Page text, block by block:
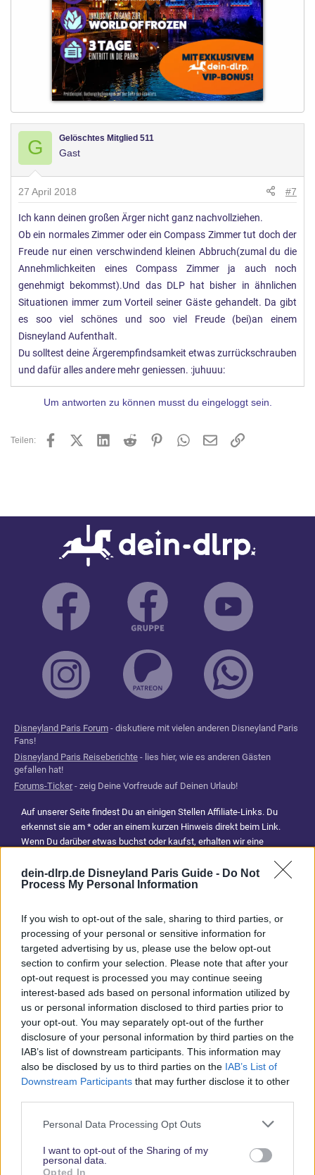
dein-dlrp.de Disneyland Paris Guide - Do Not
Process My Personal Information
If you wish to opt-out of the sale, sharing to third parties, or
processing of your personal or sensitive information for
targeted advertising by us, please use the below opt-out
section to confirm your selection. Please note that after your
opt-out request is processed you may continue seeing
interest-based ads based on personal information utilized by
us or personal information disclosed to third parties prior to
your opt-out. You may separately opt-out of the further
disclosure of your personal information by third parties on the
IAB’s list of downstream participants. This information may
also be disclosed by us to third parties on the IAB’s List of
Downstream Participants that may further disclose it to other
Personal Data Processing Opt Outs
I want to opt-out of the Sharing of my
personal data.
Opted In
G Gelöschtes Mitglied 511
Gast
27 April 2018 #7
Ich kann deinen großen Ärger nicht ganz nachvollziehen.
Ob ein normales Zimmer oder ein Compass Zimmer tut doch der
Freude nur einen verschwindend kleinen Abbruch(zumal du die
Annehmlichkeiten eines Compass Zimmer ja auch noch
genehmigt bekommst).Und das DLP hat bisher in ähnlichen
Situationen immer zum Vorteil seiner Gäste gehandelt. Da gibt
es soo viel schönes und soo viel Freude (bei)an einem
Disneyland Aufenthalt.
Du solltest deine Ärgerempfindsamkeit etwas zurrückschrauben
und dafür alles andere mehr geniessen. :juhuuu:
Um antworten zu können musst du eingeloggt sein.
Teilen: FacebookX (Twitter)LinkedInReddit PinterestWhatsApp
E-MailLink
Disneyland Paris Forum - diskutiere mit vielen anderen Disneyland Paris
Fans!
Disneyland Paris Reiseberichte - lies hier, wie es anderen Gästen
gefallen hat!
Forums-Ticker- zeig Deine Vorfreude auf Deinen Urlaub!
Auf unserer Seite findest Du an einigen Stellen Affiliate-Links. Du
erkennst sie am * oder an einem kurzen Hinweis direkt beim Link.
Wenn Du darüber etwas buchst oder kaufst, erhalten wir eine
Du uns, unsere Reiseführer, Tipps und Planungsinhalte weiterhin
kostenlos anzubieten. Vielen Dank für Deine Unterstützung.
Abonniere jetzt unsere magischen News aus den
Parks
Keine Angebote verpassen
Aktuelle News
Spannende Lesetipps
Gratis und jederzeit kündbar